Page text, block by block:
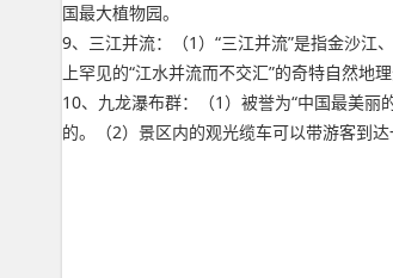
国最大植物园。
9、三江并流：（1）“三江并流”是指金沙
上罕见的“江水并流而不交汇”的奇特自然
10、九龙瀑布群：（1）被誉为“中国最美
的。（2）景区内的观光缆车可以带游客到